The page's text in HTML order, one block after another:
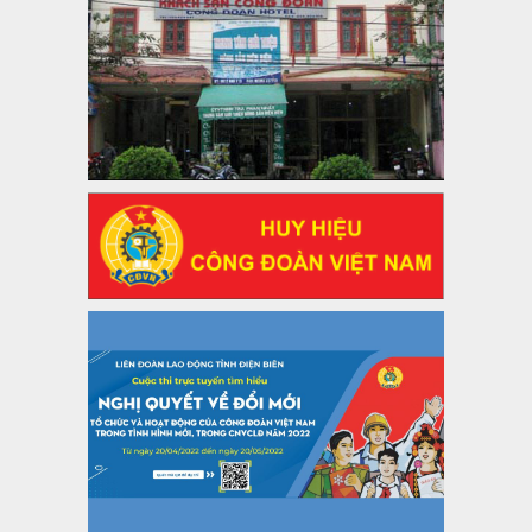
47-TTCĐ/BTGTU
Thông tin chuyên đề: Một số nôi dung về sắp xếp tổ chức bộ
máy của hệ thống chính trị tinh gọn, hoạt động hiệu lực, hiệu
Thời gian đăng: 25/12/2024
lượt xem: 1221 | lượt tải:339
37/HD-TLĐ
Hướng dẫn Công đoàn với việc tổ chức và hoạt động của
Ban Thanh tra Nhân dân
Thời gian đăng: 27/12/2024
lượt xem: 4944 | lượt tải:1351
35/HD-TLĐ
công tác kiểm tra, giám sát tại Công đoàn cơ sở
Thời gian đăng: 27/12/2024
lượt xem: 2072 | lượt tải:506
50/2024/QH/15
Luật Công đoàn 2024
Thời gian đăng: 25/12/2024
lượt xem: 4224 | lượt tải:319